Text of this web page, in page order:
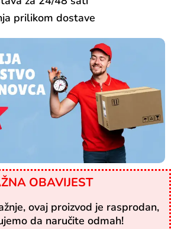
prilikom dostave
OBAVIJEST
ovaj proizvod je rasprodan,
da naručite odmah!